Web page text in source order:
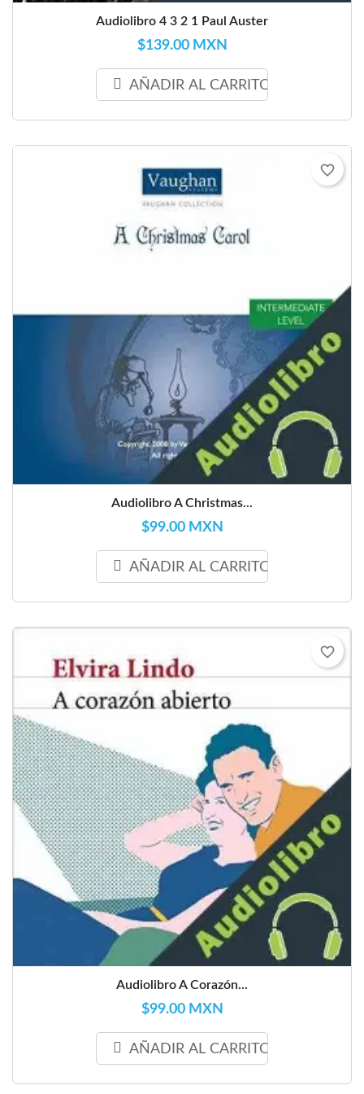
Audiolibro 4 3 2 1 Paul Auster
$139.00 MXN
AÑADIR AL CARRITO
Audiolibro A Christmas...
$99.00 MXN
AÑADIR AL CARRITO
favorite_border
Audiolibro A Corazón...
$99.00 MXN
AÑADIR AL CARRITO
favorite_border